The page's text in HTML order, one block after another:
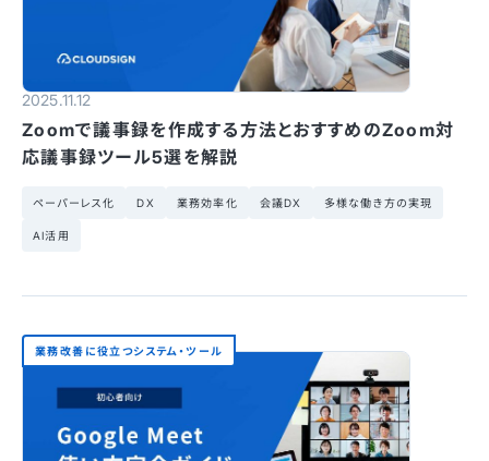
2025.11.12
Zoomで議事録を作成する方法とおすすめのZoom対
応議事録ツール5選を解説
ペーパーレス化 DX 業務効率化 会議DX 多様な働き方の実現
AI活用
業務改善に役立つシステム・ツール